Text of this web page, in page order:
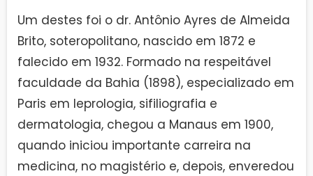
Um destes foi o dr. Antônio Ayres de Almeida
Brito, soteropolitano, nascido em 1872 e
falecido em 1932. Formado na respeitável
faculdade da Bahia (1898), especializado em
Paris em leprologia, sifiliografia e
dermatologia, chegou a Manaus em 1900,
quando iniciou importante carreira na
medicina, no magistério e, depois, enveredou